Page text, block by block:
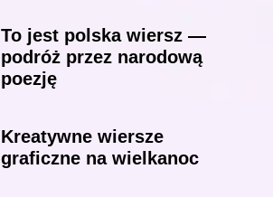
To jest polska wiersz —
podróż przez narodową
poezję
Kreatywne wiersze
graficzne na wielkanoc